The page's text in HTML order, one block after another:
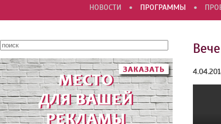
НОВОСТИ • ПРОГРАММЫ •